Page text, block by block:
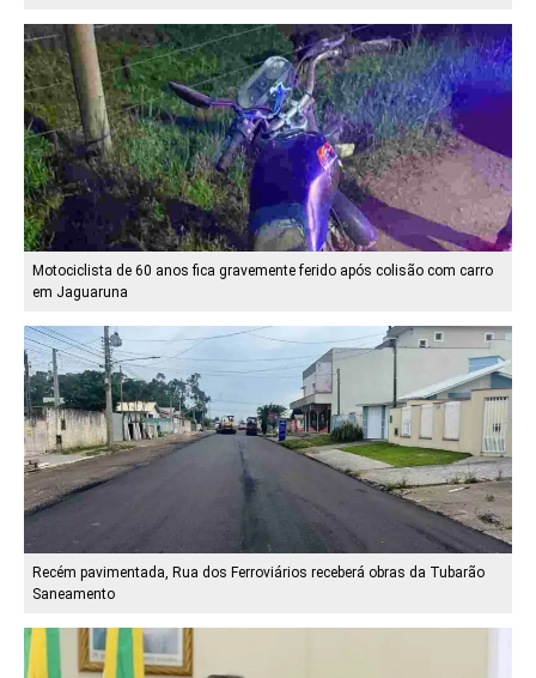
Motociclista de 60 anos fica gravemente ferido após colisão com carro
em Jaguaruna
Recém pavimentada, Rua dos Ferroviários receberá obras da Tubarão
Saneamento